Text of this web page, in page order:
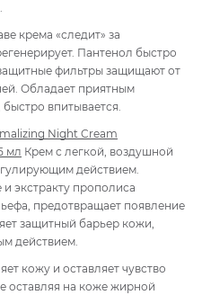
крема «следит» за
Пантенол быстро
фильтры защищают от
Обладает приятным
впитывается.
Night Cream
мл Крем с легкой, воздушной
действием.
экстракту прополиса
предотвращает появление
защитный барьер кожи,
действием.
кожу и оставляет чувство
оставляя на коже жирной